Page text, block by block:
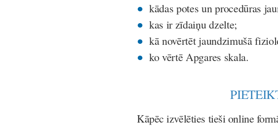
kādas potes un procedūras
kas ir zīdaiņu dzelte;
kā novērtēt jaundzimušā
ko vērtē Apgares skala.
Kāpēc izvēlēties tieši online